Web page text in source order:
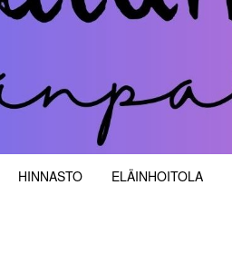
HINNASTO ELÄINHOITOLA